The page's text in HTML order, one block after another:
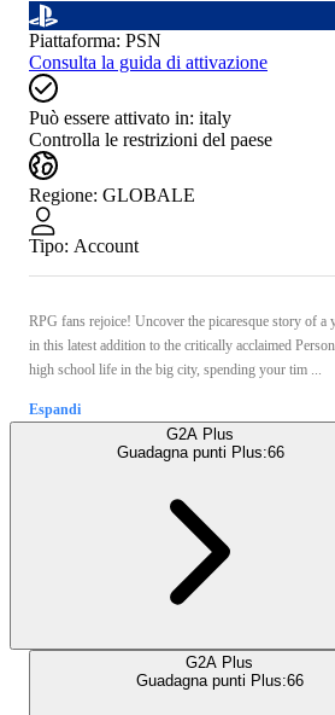
Piattaforma: PSN
Consulta la guida di attivazione
Può essere attivato in: italy
Controlla le restrizioni del paese
Regione: GLOBALE
Tipo: Account
RPG fans rejoice! Uncover the picaresque story of a
in this latest addition to the critically acclaimed
high school life in the big city, spending your tim ...
Espandi
G2A Plus
Guadagna punti Plus:66
G2A Plus
Guadagna punti Plus:66